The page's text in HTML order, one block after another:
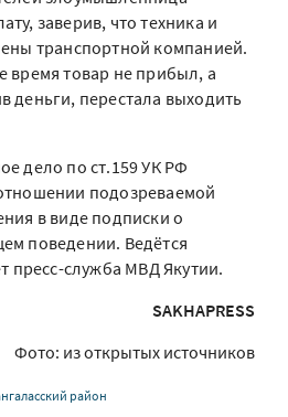
заверив, что техника и
транспортной компанией.
время товар не прибыл, а
деньги, перестала выходить
дело по ст.159 УК РФ
подозреваемой
в виде подписки о
поведении. Ведётся
пресс-служба МВД Якутии.
SAKHAPRESS
Фото: из открытых источников
район